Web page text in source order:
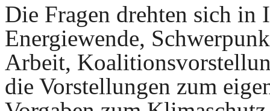
Die Fragen drehten sich in
Energiewende,
Arbeit,
die Vorstellungen zum